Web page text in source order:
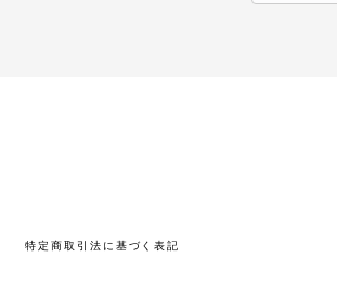
特定商取引法に基づく表記